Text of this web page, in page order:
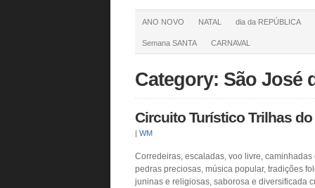
ANO NOVO NATAL dia da REPÚBLICA
Semana SANTA CARNAVAL
Category: São José
Circuito Turístico Trilhas
| WM
Corredeiras, escaladas, voo livre, caminhadas
pedras preciosas, música popular, tradições
juninas e religiosas, saborosa e diversificada